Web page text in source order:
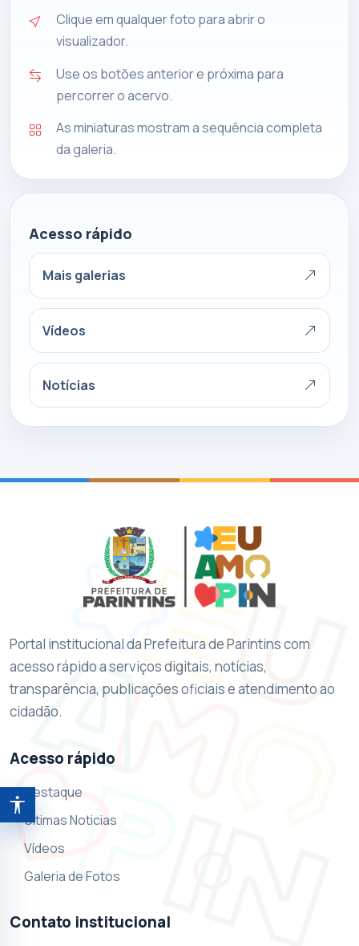
Abrir ferramentas de acessibilidade
Clique em qualquer foto para abrir o
visualizador.
Use os botões anterior e próxima para
percorrer o acervo.
As miniaturas mostram a sequência completa
da galeria.
Acesso rápido
Mais galerias
Vídeos
Notícias
Portal institucional da Prefeitura de Parintins com
acesso rápido a serviços digitais, notícias,
transparência, publicações oficiais e atendimento ao
cidadão.
Acesso rápido
Destaque
Ultimas Noticias
Vídeos
Galeria de Fotos
Contato institucional